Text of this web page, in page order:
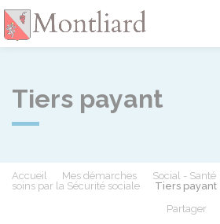
Tiers payant
Accueil Mes démarches Social - Santé
soins par la Sécurité sociale
Tiers payant
Partager